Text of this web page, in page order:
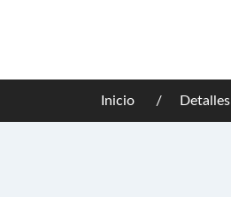
Inicio Detalles